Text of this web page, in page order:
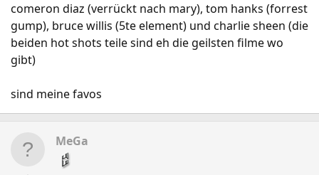
comeron diaz (verrückt nach mary), tom hanks (forrest
gump), bruce willis (5te element) und charlie sheen (die
beiden hot shots teile sind eh die geilsten filme wo
gibt)
sind meine favos
MeGa